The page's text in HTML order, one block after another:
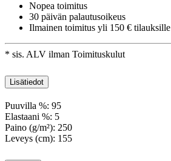
Nopea toimitus
30 päivän palautusoikeus
Ilmainen toimitus yli 150 € tilauksille
* sis. ALV ilman Toimituskulut
Lisätiedot
Puuvilla %: 95
Elastaani %: 5
Paino (g/m²): 250
Leveys (cm): 155